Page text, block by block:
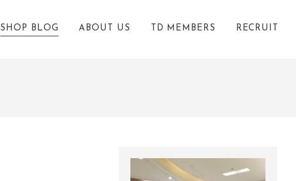
SHOP BLOG ABOUT US TD MEMBERS RECRUIT